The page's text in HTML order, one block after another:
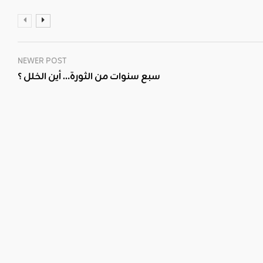
NEWER POST
سبع سنوات من الثورة… أين الخلل ؟